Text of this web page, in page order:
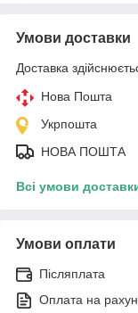
Умови доставки
Доставка
Нова Пошта
Укрпошта
НОВА ПОШТА
Всі умови
Умови оплати
Післяплата
Оплата на